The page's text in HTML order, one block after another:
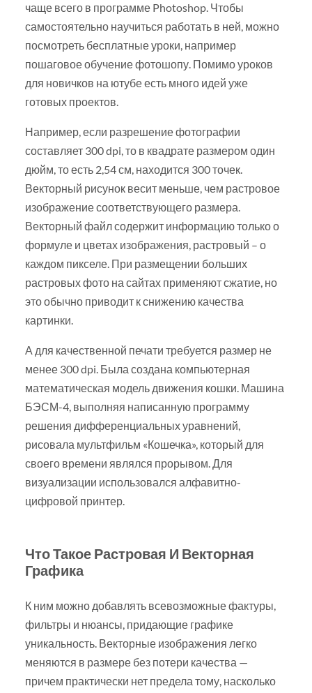
чаще всего в программе Photoshop. Чтобы
самостоятельно научиться работать в ней, можно
посмотреть бесплатные уроки, например
пошаговое обучение фотошопу. Помимо уроков
для новичков на ютубе есть много идей уже
готовых проектов.
Например, если разрешение фотографии
составляет 300 dpi, то в квадрате размером один
дюйм, то есть 2,54 см, находится 300 точек.
Векторный рисунок весит меньше, чем растровое
изображение соответствующего размера.
Векторный файл содержит информацию только о
формуле и цветах изображения, растровый – о
каждом пикселе. При размещении больших
растровых фото на сайтах применяют сжатие, но
это обычно приводит к снижению качества
картинки.
А для качественной печати требуется размер не
менее 300 dpi. Была создана компьютерная
математическая модель движения кошки. Машина
БЭСМ-4, выполняя написанную программу
решения дифференциальных уравнений,
рисовала мультфильм «Кошечка», который для
своего времени являлся прорывом. Для
визуализации использовался алфавитно-
цифровой принтер.
Что Такое Растровая И Векторная
Графика
К ним можно добавлять всевозможные фактуры,
фильтры и нюансы, придающие графике
уникальность. Векторные изображения легко
меняются в размере без потери качества —
причем практически нет предела тому, насколько